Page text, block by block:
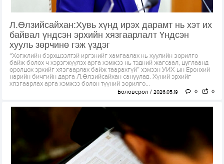
Л.Өлзийсайхан:Хувь хүнд ирэх дарамт нь хэт их
байвал үндсэн эрхийн хязгаарлалт Үндсэн
хууль зөрчинө гэж үздэг
“Хөгжлийн бэрхшээлтэй иргэнийг хамгаалах нь хуулийн зорилго
байж болох ч хэрэгжүүлэх арга хэмжээ нь тэдний жагсаал, цуглаанд
оролцох эрхийг хязгаарлах байж таарахгүй” хэмээн УИХ-ын Ерөнхий
нарийн бичгийн дарга Л.Өлзийсайхан сануулав. Хүний эрхийг
хязгаарлах арга хэмжээ болон түүний зорилго...
Боловсрол 2026.05.19 0 0